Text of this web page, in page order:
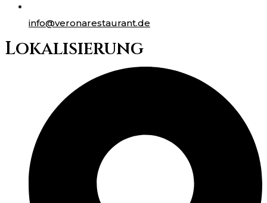
info@veronarestaurant.de
Lokalisierung